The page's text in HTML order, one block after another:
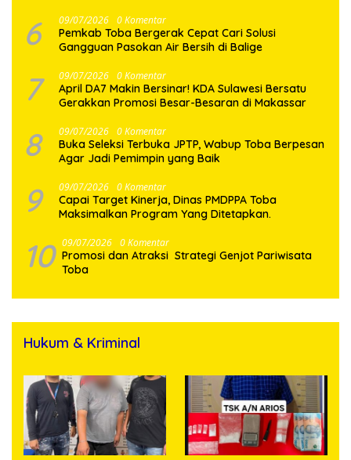
6 09/07/2026 0 Komentar
Pemkab Toba Bergerak Cepat Cari Solusi
Gangguan Pasokan Air Bersih di Balige
7 09/07/2026 0 Komentar
April DA7 Makin Bersinar! KDA Sulawesi Bersatu
Gerakkan Promosi Besar-Besaran di Makassar
8 09/07/2026 0 Komentar
Buka Seleksi Terbuka JPTP, Wabup Toba Berpesan
Agar Jadi Pemimpin yang Baik
9 09/07/2026 0 Komentar
Capai Target Kinerja, Dinas PMDPPA Toba
Maksimalkan Program Yang Ditetapkan.
10 09/07/2026 0 Komentar
Promosi dan Atraksi Strategi Genjot Pariwisata
Toba
Hukum & Kriminal